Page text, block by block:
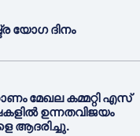
യോഗ ദിനം
മേഖല കമ്മറ്റി എസ്
ഉന്നതവിജയം
ആദരിച്ചു.